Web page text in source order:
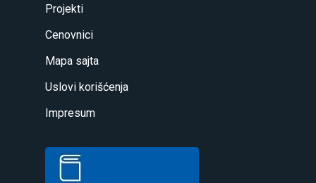
Projekti
Cenovnici
Mapa sajta
Uslovi korišćenja
Impresum